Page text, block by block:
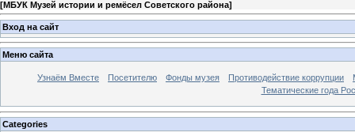
[МБУК Музей истории и ремёсел Советского района]
Вход на сайт
Меню сайта
Узнаём Вместе Посетителю Фонды музея Противодействие коррупции
Тематические года
Categories